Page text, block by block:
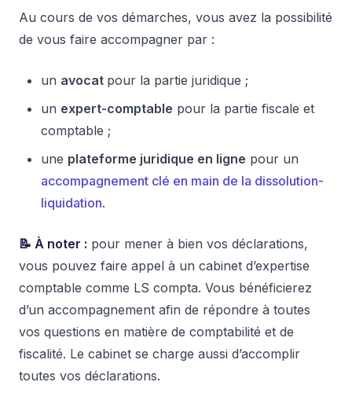
Au cours de vos démarches, vous avez la possibilité
de vous faire accompagner par :
un avocat pour la partie juridique ;
un expert-comptable pour la partie fiscale et
comptable ;
une plateforme juridique en ligne pour un
accompagnement clé en main de la dissolution-
liquidation.
📝 À noter : pour mener à bien vos déclarations,
vous pouvez faire appel à un cabinet d’expertise
comptable comme LS compta. Vous bénéficierez
d’un accompagnement afin de répondre à toutes
vos questions en matière de comptabilité et de
fiscalité. Le cabinet se charge aussi d’accomplir
toutes vos déclarations.